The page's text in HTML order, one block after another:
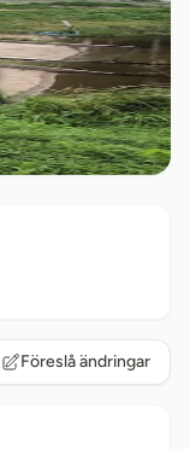
Föreslå ändringar